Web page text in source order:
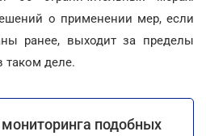
о применении мер, если
ранее, выходит за пределы
таком деле.
подобных